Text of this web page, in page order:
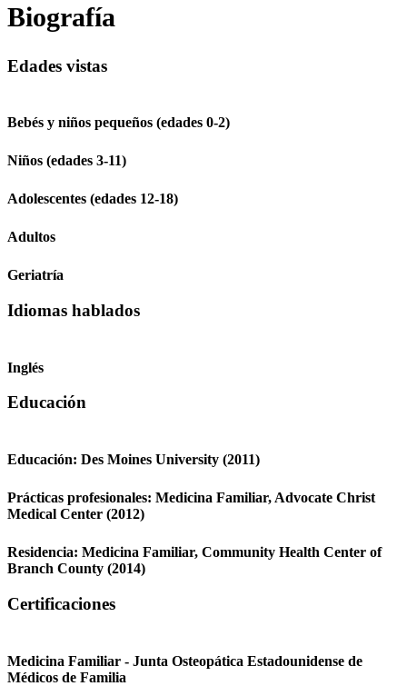
Biografía
Edades vistas
Bebés y niños pequeños (edades 0-2)
Niños (edades 3-11)
Adolescentes (edades 12-18)
Adultos
Geriatría
Idiomas hablados
Inglés
Educación
Educación: Des Moines University (2011)
Prácticas profesionales: Medicina Familiar, Advocate Christ
Medical Center (2012)
Residencia: Medicina Familiar, Community Health Center of
Branch County (2014)
Certificaciones
Medicina Familiar - Junta Osteopática Estadounidense de
Médicos de Familia